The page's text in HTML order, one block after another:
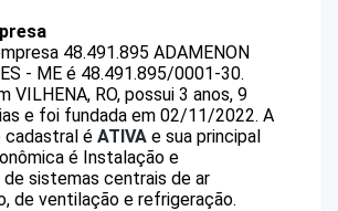
48.491.895 ADAMENON
- ME é 48.491.895/0001-30.
VILHENA, RO, possui 3 anos, 9
e foi fundada em 02/11/2022. A
cadastral é ATIVA e sua principal
é Instalação e
sistemas centrais de ar
de ventilação e refrigeração.